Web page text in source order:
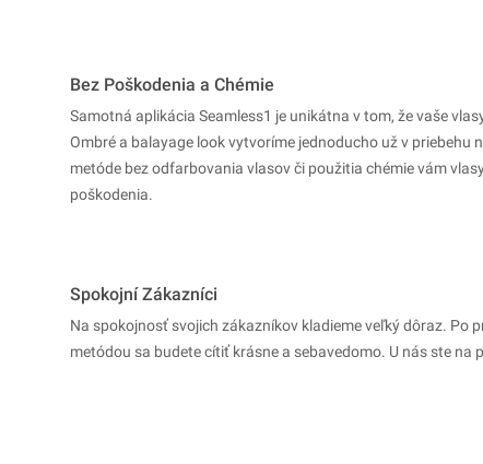
Bez Poškodenia a Chémie
Samotná aplikácia Seamless1 je unikátna v tom, že vaše
Ombré a balayage look vytvoríme jednoducho už v priebehu
metóde bez odfarbovania vlasov či použitia chémie vám
poškodenia.
Spokojní Zákazníci
Na spokojnosť svojich zákazníkov kladieme veľký dôraz. Po
metódou sa budete cítiť krásne a sebavedomo. U nás ste na